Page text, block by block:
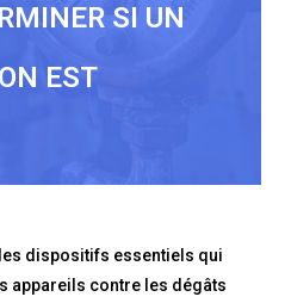
SI UN
EST
dispositifs essentiels qui
appareils contre les dégâts